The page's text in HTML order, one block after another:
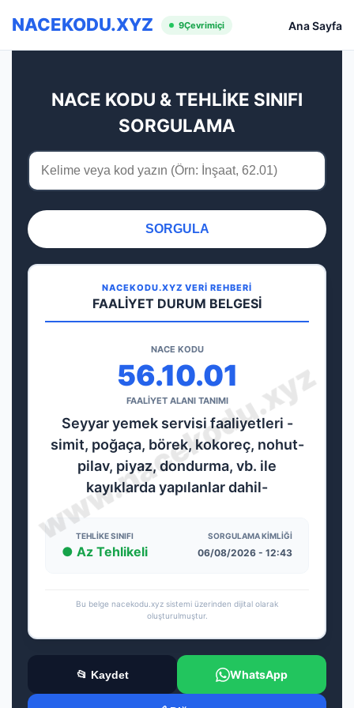
NACEKODU.XYZ 9Çevrimiçi Ana Sayfa
NACE KODU & TEHLİKE SINIFI
SORGULAMA
SORGULA
NACEKODU.XYZ VERİ REHBERİ
FAALİYET DURUM BELGESİ
NACE KODU
56.10.01
FAALİYET ALANI TANIMI
Seyyar yemek servisi faaliyetleri -
simit, poğaça, börek, kokoreç, nohut-
pilav, piyaz, dondurma, vb. ile
kayıklarda yapılanlar dahil-
TEHLIKE SINIFI
● Az Tehlikeli
SORGULAMA KIMLIĞI
06/08/2026 - 12:43
Bu belge nacekodu.xyz sistemi üzerinden dijital olarak
oluşturulmuştur.
📂 Kaydet WhatsApp